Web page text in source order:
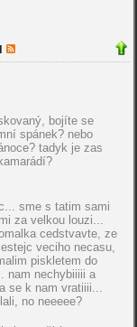
bojíte se
spánek? nebo
tadyk je zas
sme s tatim sami
za velkou louzi...
cedstvavte, ze
veciho necasu,
piskletem do
nam nechybiiiii a
se k nam vratiiii...
no neeeee?